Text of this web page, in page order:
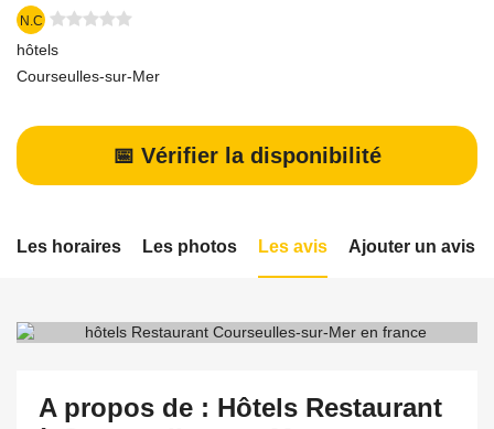
N.C
hôtels
Courseulles-sur-Mer
📅 Vérifier la disponibilité
Les horaires Les photos Les avis Ajouter un avis
A propos de : Hôtels Restaurant